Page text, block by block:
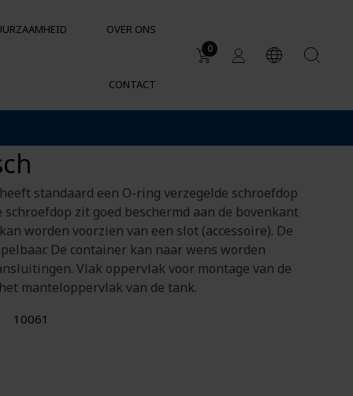
0
Toepassingsgebieden
containers en tanks
OVER ONS
CONTACT
standaard een O-ring verzegelde schroefdop
schroefdop zit goed beschermd aan de bovenkant
worden voorzien van een slot (accessoire). De
De container kan naar wens worden
Vlak oppervlak voor montage van de
manteloppervlak van de tank.
10061